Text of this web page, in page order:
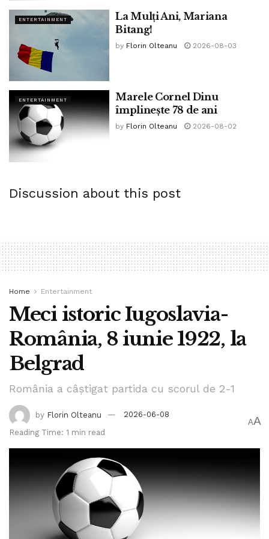
ENTERTAINMENT
La Mulți Ani, Mariana
Bitang!
by Florin Olteanu 2026-08-03
ENTERTAINMENT
Marele Cornel Dinu
împlinește 78 de ani
by Florin Olteanu 2026-08-02
Discussion about this post
Home Entertainment
Meci istoric Iugoslavia-
România, 8 iunie 1922, la
Belgrad
România a câștigat partida cu scorul de 2-1
by Florin Olteanu
2026-06-08
Reading Time: 1 min read
AA